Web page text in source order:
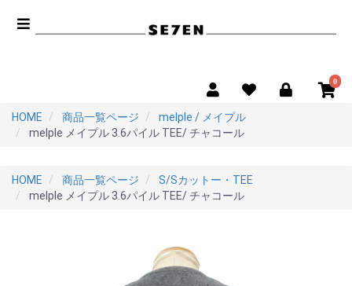
0
HOME 商品一覧ページ
melple / メイプル
melple メイプル 3.6パイル TEE/ チャコール
HOME 商品一覧ページ
S/Sカットー・TEE
melple メイプル 3.6パイル TEE/ チャコール